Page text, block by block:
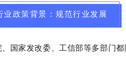
业政策背景：规范行业发展
国家发改委、工信部等多部门